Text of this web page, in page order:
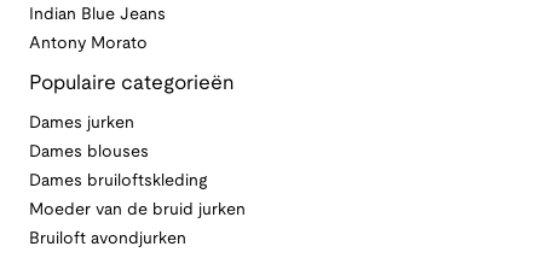
Indian Blue Jeans
Antony Morato
Populaire categorieën
Dames jurken
Dames blouses
Dames bruiloftskleding
Moeder van de bruid jurken
Bruiloft avondjurken